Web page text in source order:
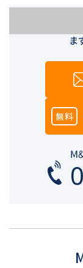
ご納得
ま
無料